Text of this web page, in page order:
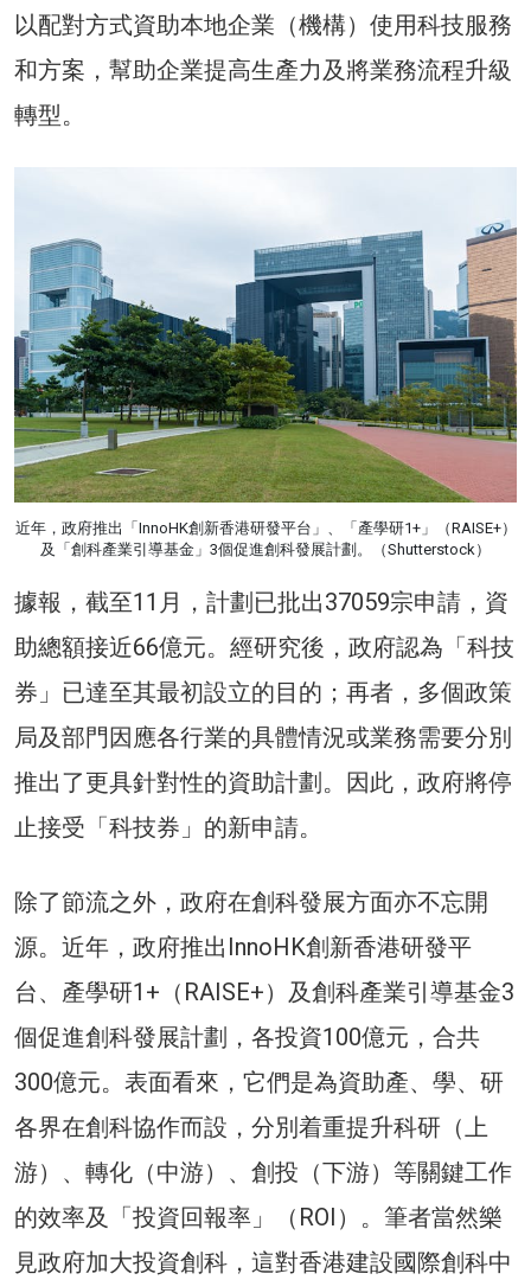
以配對方式資助本地企業（機構）使用科技服務
和方案，幫助企業提高生產力及將業務流程升級
轉型。
近年，政府推出「InnoHK創新香港研發平台」、「產學研1+」（RAISE+）
及「創科產業引導基金」3個促進創科發展計劃。（Shutterstock）
據報，截至11月，計劃已批出37059宗申請，資
助總額接近66億元。經研究後，政府認為「科技
券」已達至其最初設立的目的；再者，多個政策
局及部門因應各行業的具體情況或業務需要分別
推出了更具針對性的資助計劃。因此，政府將停
止接受「科技券」的新申請。
除了節流之外，政府在創科發展方面亦不忘開
源。近年，政府推出InnoHK創新香港研發平
台、產學研1+（RAISE+）及創科產業引導基金3
個促進創科發展計劃，各投資100億元，合共
300億元。表面看來，它們是為資助產、學、研
各界在創科協作而設，分別着重提升科研（上
游）、轉化（中游）、創投（下游）等關鍵工作
的效率及「投資回報率」（ROI）。筆者當然樂
見政府加大投資創科，這對香港建設國際創科中